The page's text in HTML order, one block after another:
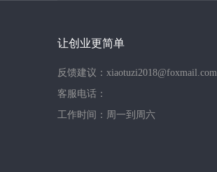
让创业更简单
反馈建议：xiaotuzi2018@foxmail.com
客服电话：
工作时间：周一到周六